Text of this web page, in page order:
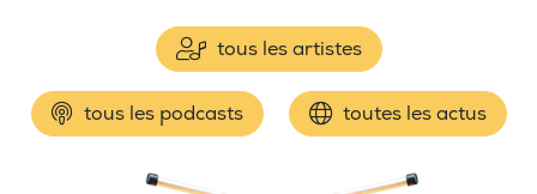
tous les artistes
tous les podcasts toutes les actus